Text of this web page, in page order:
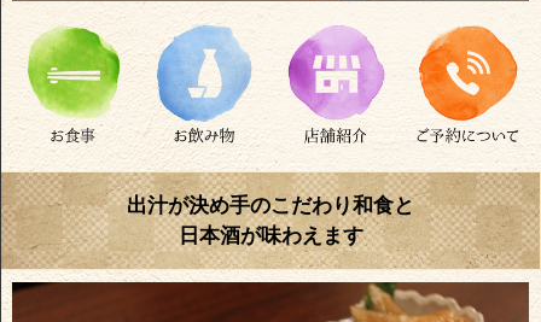
出汁が決め手のこだわり和食と
日本酒が味わえます